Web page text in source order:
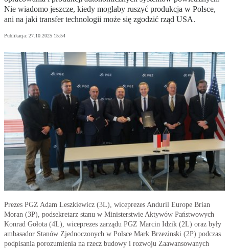
Nie wiadomo jeszcze, kiedy mogłaby ruszyć produkcja w Polsce,
ani na jaki transfer technologii może się zgodzić rząd USA.
Publikacja: 27.10.2025 15:54
Prezes PGZ Adam Leszkiewicz (3L), wiceprezes Anduril Europe Brian
Moran (3P), podsekretarz stanu w Ministerstwie Aktywów Państwowych
Konrad Gołota (4L), wiceprezes zarządu PGZ Marcin Idzik (2L) oraz były
ambasador Stanów Zjednoczonych w Polsce Mark Brzezinski (2P) podczas
podpisania porozumienia na rzecz budowy i rozwoju Zaawansowanych